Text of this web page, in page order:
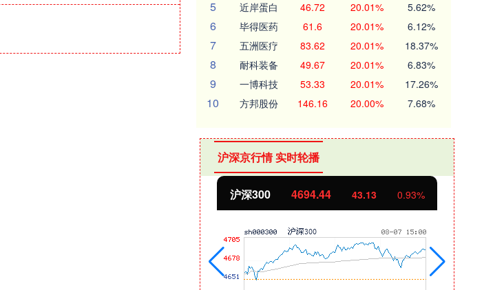
5 近岸蛋白 46.72 20.01% 5.62%
6 毕得医药 61.6 20.01% 6.12%
7 五洲医疗 83.62 20.01% 18.37%
8 耐科装备 49.67 20.01% 6.83%
9 一博科技 53.33 20.01% 17.26%
10 方邦股份 146.16 20.00% 7.68%
沪深京行情 实时轮播
北证50 1134.24 11.37 1.01%